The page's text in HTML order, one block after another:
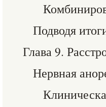
Подводя
Глава 9.
Нервная